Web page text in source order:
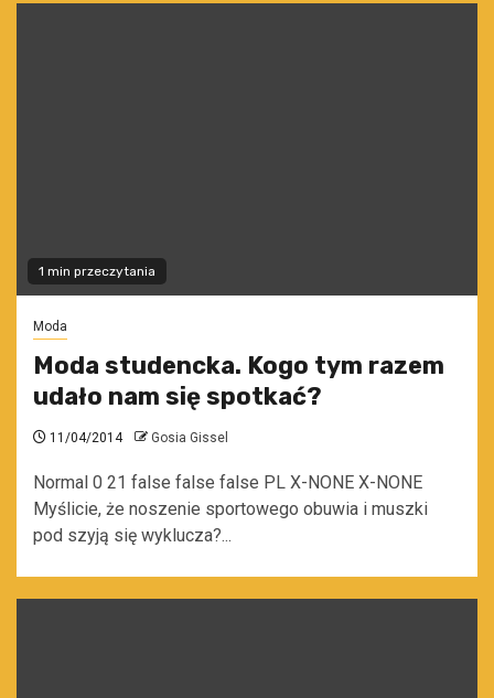
1 min przeczytania
Moda
Moda studencka. Kogo tym razem
udało nam się spotkać?
11/04/2014 Gosia Gissel
Normal 0 21 false false false PL X-NONE X-NONE
Myślicie, że noszenie sportowego obuwia i muszki
pod szyją się wyklucza?...